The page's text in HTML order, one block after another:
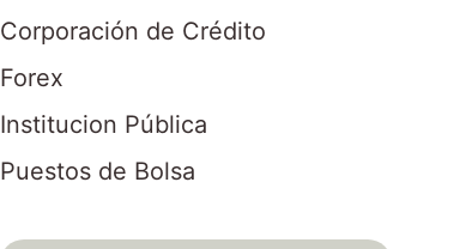
Corporación de Crédito
Forex
Institucion Pública
Puestos de Bolsa